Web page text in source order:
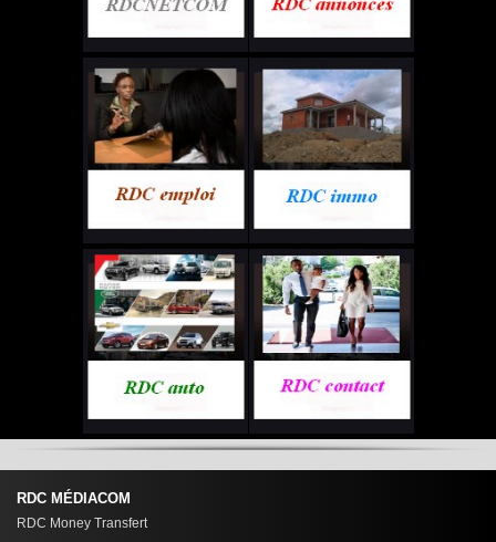
RDC MÉDIACOM
RDC Money Transfert